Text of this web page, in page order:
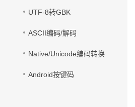
UTF-8转GBK
ASCII编码/解码
Native/Unicode编码转换
Android按键码